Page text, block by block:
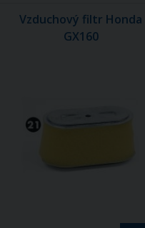
Vzduchový filtr Honda
GX160